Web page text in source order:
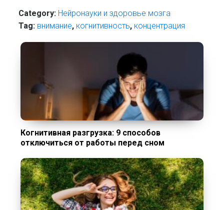
Category: Нейронауки и здоровье мозга
Tag: внимание, когнитивность, концентрация
Когнитивная разгрузка: 9 способов
отключиться от работы перед сном